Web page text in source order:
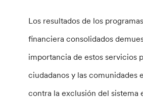
Los resultados de los
financiera consolidados
importancia de estos servicios
ciudadanos y las comunidades
contra la exclusión del sistema